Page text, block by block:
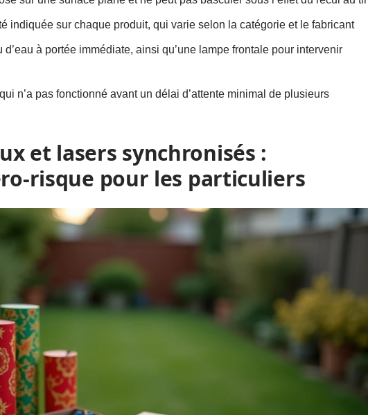
indiquée sur chaque produit, qui varie selon la catégorie et le fabricant
à portée immédiate, ainsi qu’une lampe frontale pour intervenir
n’a pas fonctionné avant un délai d’attente minimal de plusieurs
et lasers synchronisés :
risque pour les particuliers